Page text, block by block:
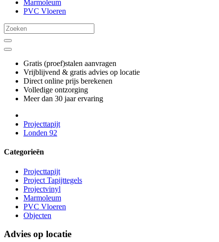
Marmoleum
PVC Vloeren
Gratis (proef)stalen aanvragen
Vrijblijvend & gratis advies op locatie
Direct online prijs berekenen
Volledige ontzorging
Meer dan 30 jaar ervaring
Projecttapijt
Londen 92
Categorieën
Projecttapijt
Project Tapijttegels
Projectvinyl
Marmoleum
PVC Vloeren
Objecten
Advies op locatie